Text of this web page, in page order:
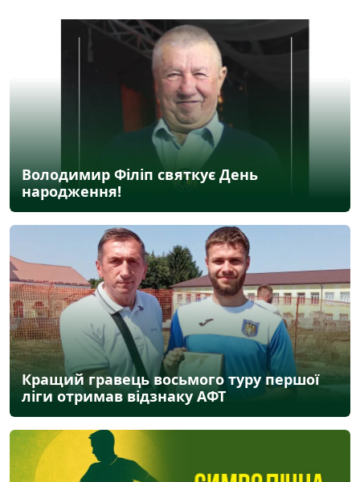
Володимир Філіп святкує День
народження!
Кращий гравець восьмого туру першої
ліги отримав відзнаку АФТ